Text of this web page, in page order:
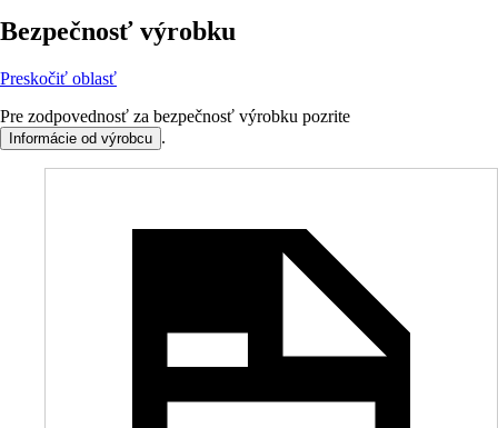
Bezpečnosť výrobku
Preskočiť oblasť
Pre zodpovednosť za bezpečnosť výrobku pozrite
Informácie od výrobcu .